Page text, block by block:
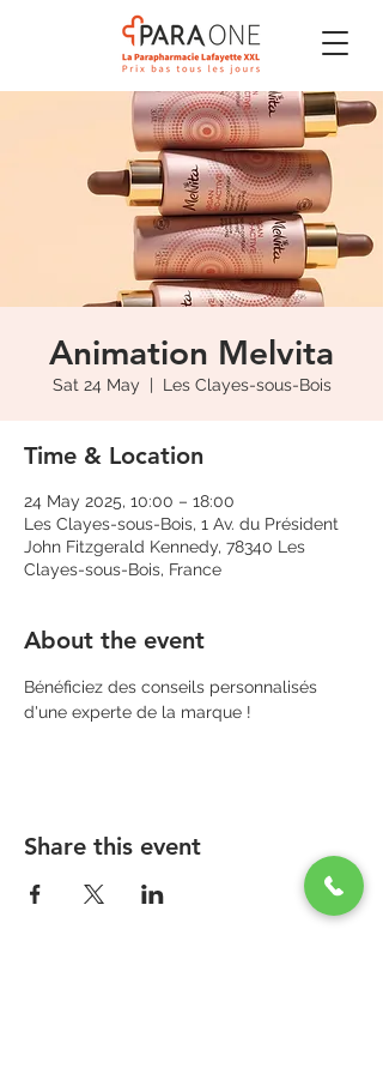
Animation Melvita
Sat 24 May
  |
Les Clayes-sous-Bois
Time & Location
24 May 2025, 10:00 – 18:00
Les Clayes-sous-Bois, 1 Av. du Président
John Fitzgerald Kennedy, 78340 Les
Clayes-sous-Bois, France
About the event
Bénéficiez des conseils personnalisés
d'une experte de la marque !
Share this event